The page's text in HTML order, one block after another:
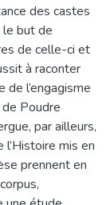
des castes
le but de
de celle-ci et
à raconter
l’engagisme
Poudre
par ailleurs,
mis en
prennent en